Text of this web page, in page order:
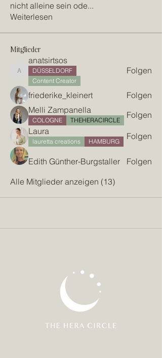
nicht alleine sein ode...
Weiterlesen
Mitglieder
anatsirtsos
anatsirtsos
DÜSSELDORF
Content Creator
Folgen
friederike_kleinert
Folgen
Melli Zampanella
COLOGNE THEHERACIRCLE
Folgen
Laura
lauretta creations HAMBURG
Folgen
Edith Günther-Burgstaller
Folgen
Alle Mitglieder anzeigen (13)